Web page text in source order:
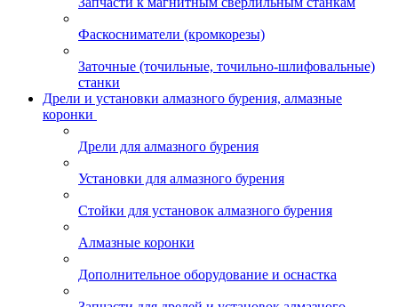
Фаскосниматели (кромкорезы)
Заточные (точильные, точильно-шлифовальные)
станки
Дрели и установки алмазного бурения, алмазные
коронки
Дрели для алмазного бурения
Установки для алмазного бурения
Стойки для установок алмазного бурения
Алмазные коронки
Дополнительное оборудование и оснастка